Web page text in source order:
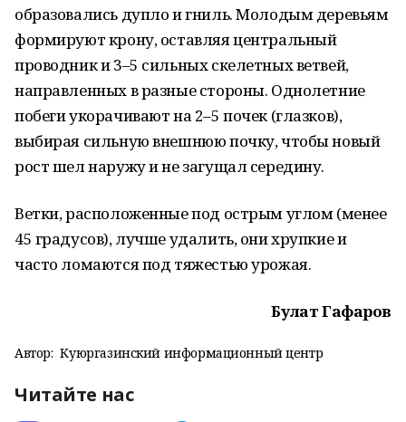
образовались дупло и гниль. Молодым деревьям
формируют крону, оставляя центральный
проводник и 3–5 сильных скелетных ветвей,
направленных в разные стороны. Однолетние
побеги укорачивают на 2–5 почек (глазков),
выбирая сильную внешнюю почку, чтобы новый
рост шел наружу и не загущал середину.
Ветки, расположенные под острым углом (менее
45 градусов), лучше удалить, они хрупкие и
часто ломаются под тяжестью урожая.
Булат Гафаров
Автор: Куюргазинский информационный центр
Читайте нас